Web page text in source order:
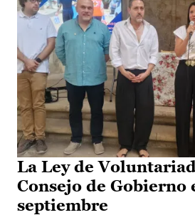
La Ley de
Consejo de Gobierno
septiembre